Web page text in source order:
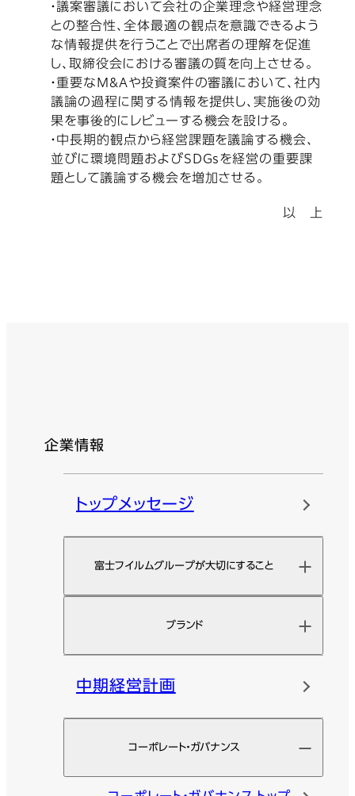
・議案審議において会社の企業理念や経営理念
との整合性、全体最適の観点を意識できるよう
な情報提供を行うことで出席者の理解を促進
し、取締役会における審議の質を向上させる。
・重要なM&Aや投資案件の審議において、社内
議論の過程に関する情報を提供し、実施後の効
果を事後的にレビューする機会を設ける。
・中長期的観点から経営課題を議論する機会、
並びに環境問題およびSDGsを経営の重要課
題として議論する機会を増加させる。
以 上
企業情報
トップメッセージ
富士フイルムグループが大切にすること
ブランド
中期経営計画
コーポレート・ガバナンス